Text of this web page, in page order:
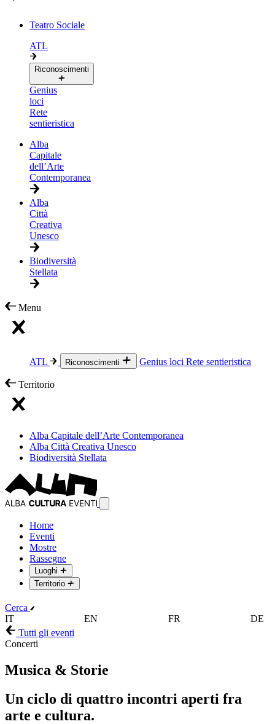
Teatro Sociale
ATL
Riconoscimenti
Genius
loci
Rete
sentieristica
Alba
Capitale
dell’Arte
Contemporanea
Alba
Città
Creativa
Unesco
Biodiversità
Stellata
Menu
ATL Riconoscimenti Genius loci Rete sentieristica
Territorio
Alba Capitale dell’Arte Contemporanea
Alba Città Creativa Unesco
Biodiversità Stellata
Home
Eventi
Mostre
Rassegne
Luoghi
Territorio
Cerca
IT
EN FR
DE
Tutti gli eventi
Concerti
Musica & Storie
Un ciclo di quattro incontri aperti fra
arte e cultura.